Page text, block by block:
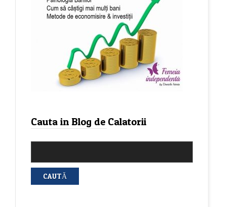
Cauta in Blog de Calatorii